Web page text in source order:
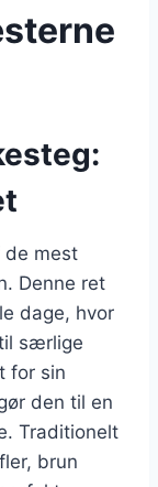
mest
Denne ret
dage, hvor
særlige
for sin
den til en
Traditionelt
brun